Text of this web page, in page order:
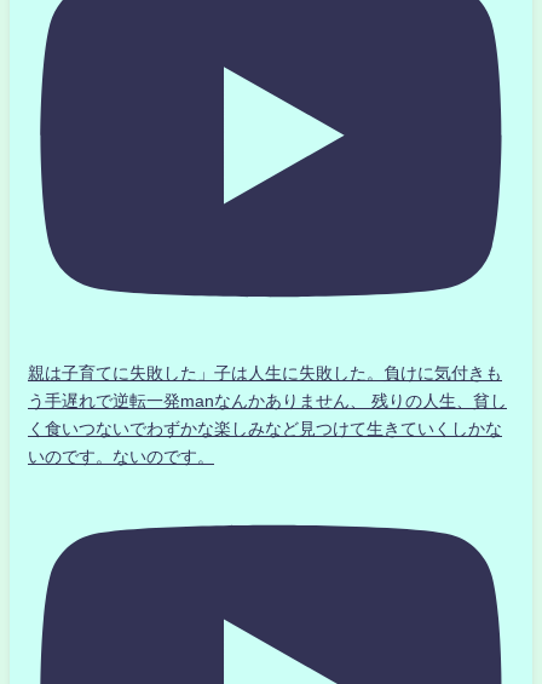
親は子育てに失敗した」子は人生に失敗した。負けに気付きも
う手遅れで逆転一発manなんかありません、 残りの人生、貧し
く食いつないでわずかな楽しみなど見つけて生きていくしかな
いのです。ないのです。